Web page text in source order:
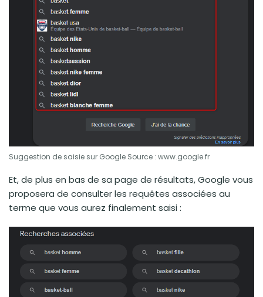
Suggestion de saisie sur Google Source : www.google.fr
Et, de plus en bas de sa page de résultats, Google vous
proposera de consulter les requêtes associées au
terme que vous aurez finalement saisi :